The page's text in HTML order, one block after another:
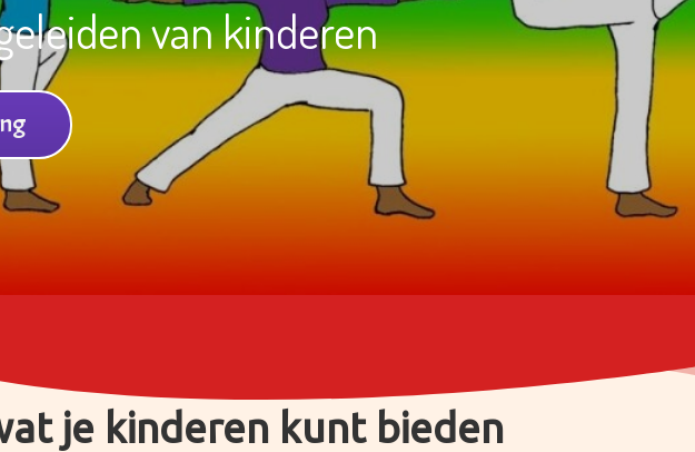
van kinderen
je kinderen kunt bieden